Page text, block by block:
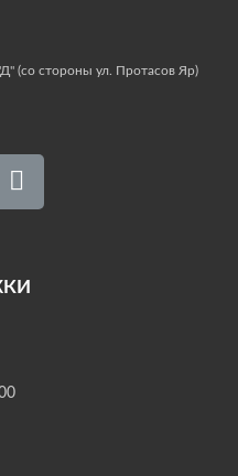
(со стороны ул. Протасов Яр)